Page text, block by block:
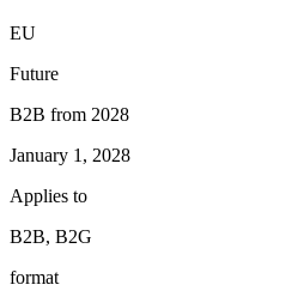
EU
Future
B2B from 2028
January 1, 2028
Applies to
B2B, B2G
format